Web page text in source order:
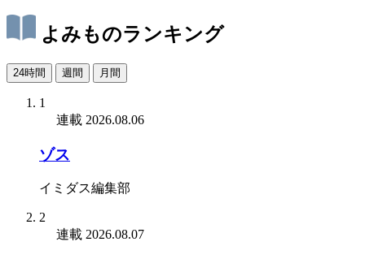
よみものランキング
24時間 週間 月間
1
連載 2026.08.06
ゾス
イミダス編集部
2
連載 2026.08.07